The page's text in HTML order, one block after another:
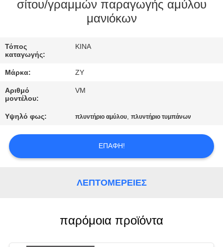
ΈΛΕΓΧΟΣ
ΕΛΆΤΕ
ΣΕ
ΕΠΑΦΉ
ΜΕ
ΕΙΔΉΣΕΙΣ
ΖΗΤΉΣΤΕ
SITEMAP
σίτου/γραμμών παραγωγής αμύλου
μανιόκων
Τόπος
καταγωγής:
ΚΙΝΑ
Μάρκα: ZY
Αριθμό
μοντέλου:
VM
Υψηλό φως: πλυντήριο αμύλου,πλυντήριο τυμπάνων
ΕΠΑΦΉ!
ΛΕΠΤΟΜΈΡΕΙΕΣ
παρόμοια προϊόντα